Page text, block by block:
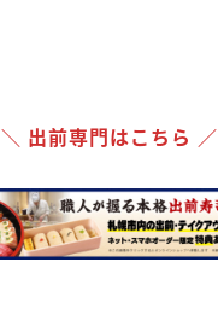
＼ 出前専門はこちら ／